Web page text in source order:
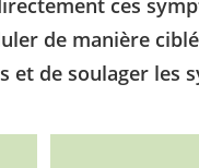
ces
de manière
et de soulager les